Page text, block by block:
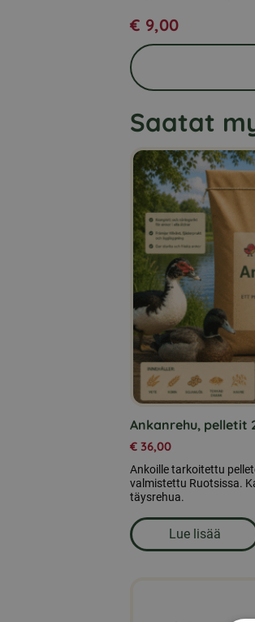
€ 9,00
Syöttökauha
määrä
Saatat
Ankanrehu, pelletit
€ 36,00
Ankoille tarkoitettu
valmistettu Ruotsissa.
täysrehua.
Lue lisää
om